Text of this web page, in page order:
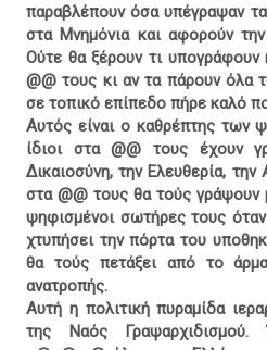
παραβλέπουν όσα υπέγραψαν
στα Μνημόνια και αφορούν
Ούτε θα ξέρουν τι υπογράφουν
@@ τους κι αν τα πάρουν όλα
σε τοπικό επίπεδο πήρε καλό
Αυτός είναι ο καθρέπτης των
ίδιοι στα @@ τους έχουν
Δικαιοσύνη, την Ελευθερία,
στα @@ τους θα τούς γράψουν
ψηφισμένοι σωτήρες τους
χτυπήσει την πόρτα του
θα τούς πετάξει από το
ανατροπής.
Αυτή η πολιτική πυραμίδα
της Ναός